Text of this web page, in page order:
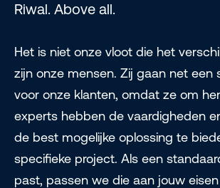
Riwal. Above all.
Het is niet onze vloot die het
zijn onze mensen. Zij gaan net een
voor onze klanten, omdat ze om
experts hebben de vaardigheden
de best mogelijke oplossing te
specifieke project. Als een
past, passen we die aan jouw